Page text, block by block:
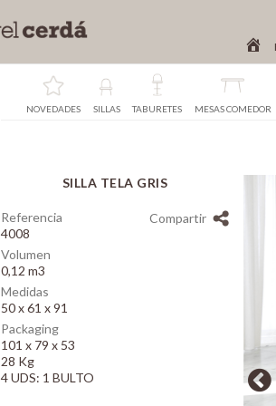
NOVEDADES SILLAS TABURETES MESAS COMEDOR
SILLA TELA GRIS
Referencia
4008
Volumen
0,12 m3
Medidas
50 x 61 x 91
Packaging
101 x 79 x 53
28 Kg
4 UDS: 1 BULTO
Compartir